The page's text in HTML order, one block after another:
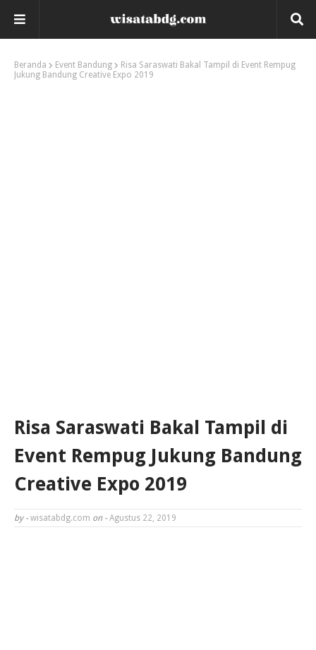
Beranda Event Bandung
Risa Saraswati Bakal Tampil di Event Rempug
Jukung Bandung Creative Expo 2019
Risa Saraswati Bakal Tampil di
Event Rempug Jukung Bandung
Creative Expo 2019
by - wisatabdg.com on - Agustus 22, 2019